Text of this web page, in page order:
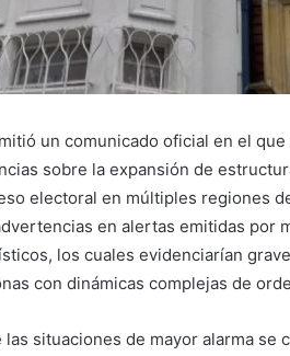
un comunicado oficial en el
sobre la expansión de
electoral en múltiples regiones
en alertas emitidas por
los cuales evidenciarían
con dinámicas complejas de
situaciones de mayor alarma se